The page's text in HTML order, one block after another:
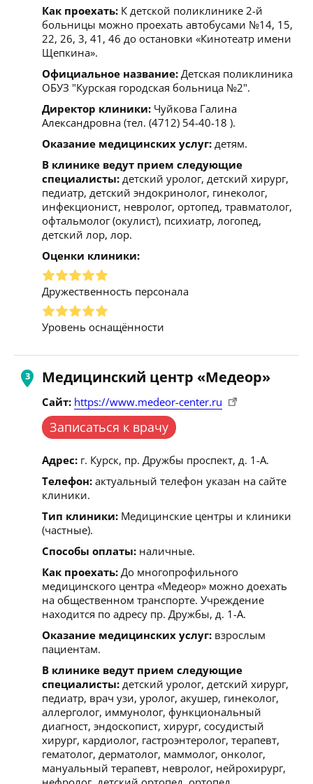
Как проехать: К детской поликлинике 2-й
больницы можно проехать автобусами №14, 15,
22, 26, 3, 41, 46 до остановки «Кинотеатр имени
Щепкина».
Официальное название: Детская поликлиника
ОБУЗ "Курская городская больница №2".
Директор клиники: Чуйкова Галина
Александровна (тел. (4712) 54-40-18 ).
Оказание медицинских услуг: детям.
В клинике ведут прием следующие
специалисты: детский уролог, детский хирург,
педиатр, детский эндокринолог, гинеколог,
инфекционист, невролог, ортопед, травматолог,
офтальмолог (окулист), психиатр, логопед,
детский лор, лор.
Оценки клиники:
Дружественность персонала
Уровень оснащённости
Медицинский центр «Медеор»
Сайт: https://www.medeor-center.ru
Записаться к врачу
Адрес: г. Курск, пр. Дружбы проспект, д. 1-А.
Телефон: актуальный телефон указан на сайте
клиники.
Тип клиники: Медицинские центры и клиники
(частные).
Способы оплаты: наличные.
Как проехать: До многопрофильного
медицинского центра «Медеор» можно доехать
на общественном транспорте. Учреждение
находится по адресу пр. Дружбы, д. 1-А.
Оказание медицинских услуг: взрослым
пациентам.
В клинике ведут прием следующие
специалисты: детский уролог, детский хирург,
педиатр, врач узи, уролог, акушер, гинеколог,
аллерголог, иммунолог, функциональный
диагност, эндоскопист, хирург, сосудистый
хирург, кардиолог, гастроэнтеролог, терапевт,
гематолог, дерматолог, маммолог, онколог,
мануальный терапевт, невролог, нейрохирург,